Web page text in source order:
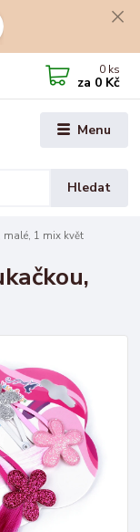
Menu
Hledat
0 ks
za 0 Kč
malé, 1 mix květ